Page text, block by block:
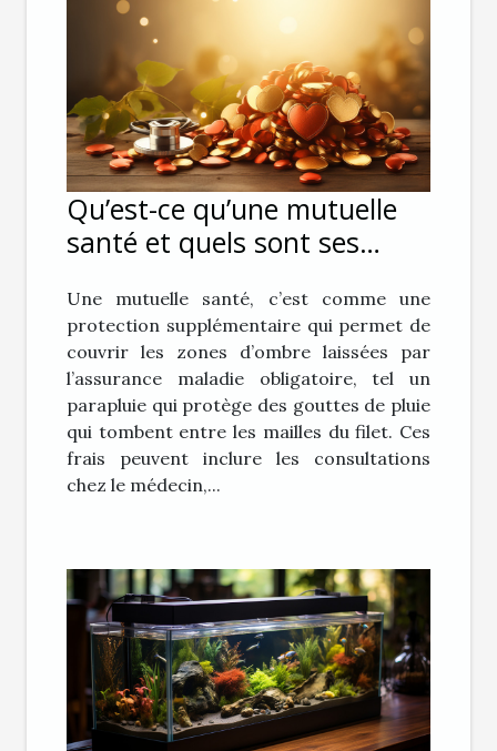
Qu’est-ce qu’une mutuelle
santé et quels sont ses
Une mutuelle santé, c’est comme une
protection supplémentaire qui permet de
couvrir les zones d’ombre laissées par
l’assurance maladie obligatoire, tel un
parapluie qui protège des gouttes de pluie
qui tombent entre les mailles du filet. Ces
frais peuvent inclure les consultations
chez le médecin,...